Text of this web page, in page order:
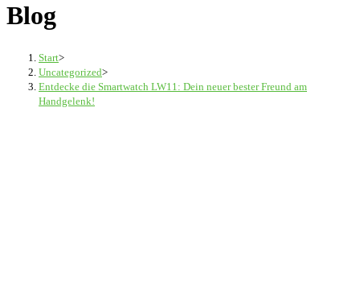
Blog
Start>
Uncategorized>
Entdecke die Smartwatch LW11: Dein neuer bester Freund am
Handgelenk!